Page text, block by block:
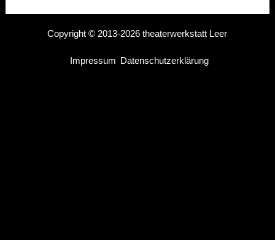
Copyright © 2013-2026 theaterwerkstatt Leer
Impressum Datenschutzerklärung